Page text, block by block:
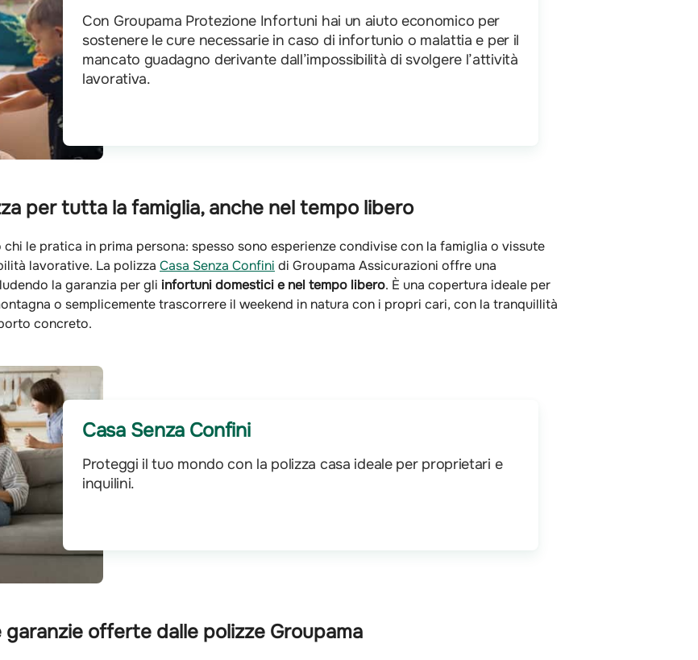
Con Groupama Protezione Infortuni hai un aiuto economico per
sostenere le cure necessarie in caso di infortunio o malattia e per il
mancato guadagno derivante dall’impossibilità di svolgere l’attività
lavorativa.
per tutta la famiglia, anche nel tempo libero
le pratica in prima persona: spesso sono esperienze condivise con la famiglia o vissute
lavorative. La polizza Casa Senza Confini di Groupama Assicurazioni offre una
la garanzia per gli infortuni domestici e nel tempo libero. È una copertura ideale per
o semplicemente trascorrere il weekend in natura con i propri cari, con la tranquillità
concreto.
Casa Senza Confini
Proteggi il tuo mondo con la polizza casa ideale per proprietari e
inquilini.
offerte dalle polizze Groupama